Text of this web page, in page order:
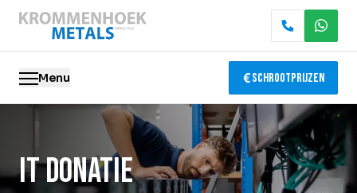
Menu Schrootprijzen
Elektronica recycling
IT donatie